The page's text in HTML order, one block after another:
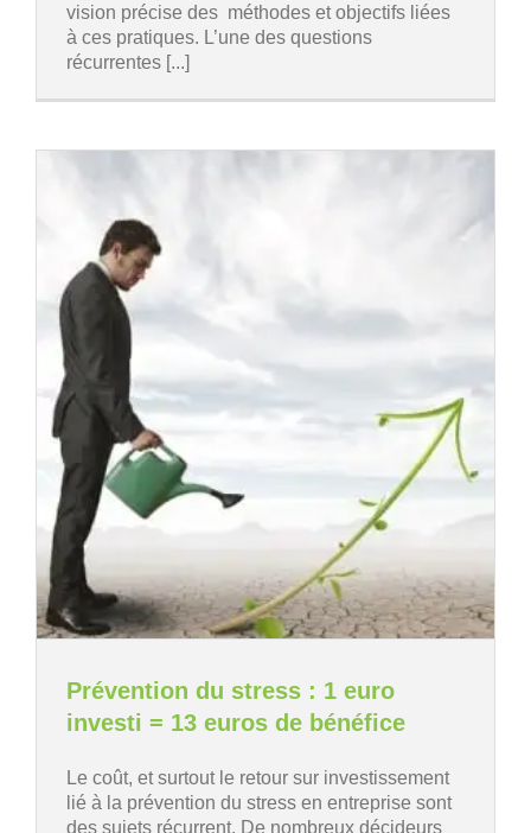
vision précise des méthodes et objectifs liées
à ces pratiques. L’une des questions
récurrentes [...]
Prévention du stress : 1 euro
investi = 13 euros de bénéfice
Le coût, et surtout le retour sur investissement
lié à la prévention du stress en entreprise sont
des sujets récurrent. De nombreux décideurs